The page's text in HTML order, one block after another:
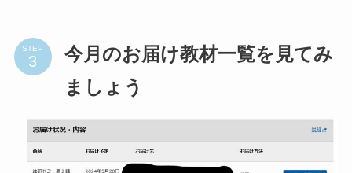
STEP
今月のお届け教材一覧を見てみ
ましょう